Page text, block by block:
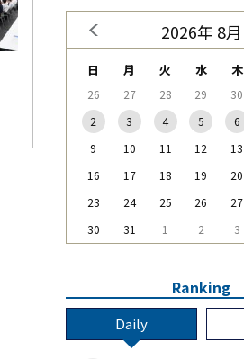
2026年 8月
日 月 火 水 木
26 27 28 29 30
2
3 4 5 6
9
10 11 12 13
16
17 18 19 20
23
24 25 26 27
30
31 1 2 3
Ranking
Daily